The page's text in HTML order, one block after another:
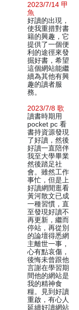
2023/7/14 甲
魚
好讀的出現，
使我重措對書
籍的興趣，它
提供了一個便
利的途徑來發
掘好書，希望
這個網站能繼
續為其他有興
趣的讀者服
務。
2023/7/8 歌
讀書時期用
pocket pc 看
書持資源發現
了好讀，然後
好讀一直陪伴
我至大學畢業
然後踏足社
會。雖然工作
事忙，但是上
好讀網閒逛看
黃河散文已成
一種習慣，直
至發現好讀不
再更新，繼而
停站，再從別
的論壇得悉網
主離世一事，
心有點哀傷，
後悔未曾跟他
言謝在學習期
間他的網站是
我的精神食
糧。見到好讀
重啟，有心人
延續好讀網站